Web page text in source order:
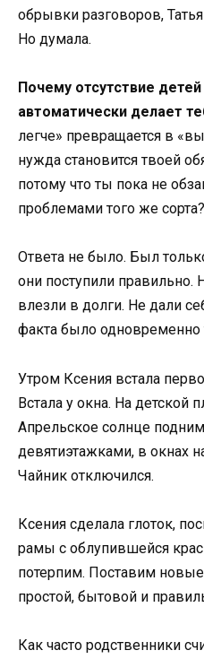
обрывки разговоров,
Но думала.
Почему отсутствие
автоматически делает
легче» превращается в
нужда становится твоей
потому что ты пока не
проблемами того же сорта?
Ответа не было. Был
они поступили правильно.
влезли в долги. Не дали
факта было одновременно
Утром Ксения встала
Встала у окна. На детской
Апрельское солнце
девятиэтажками, в окнах
Чайник отключился.
Ксения сделала глоток,
рамы с облупившейся
потерпим. Поставим
простой, бытовой и
Как часто родственники